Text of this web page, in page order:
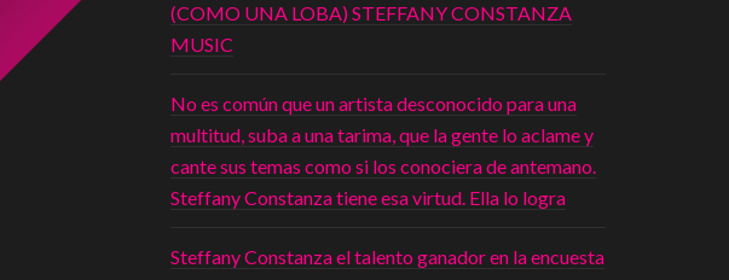
(COMO UNA LOBA) STEFFANY CONSTANZA
MUSIC
No es común que un artista desconocido para una
multitud, suba a una tarima, que la gente lo aclame y
cante sus temas como si los conociera de antemano.
Steffany Constanza tiene esa virtud. Ella lo logra
Steffany Constanza el talento ganador en la encuesta